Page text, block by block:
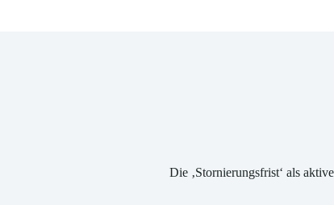
Die ‚Stornierungsfrist‘ als